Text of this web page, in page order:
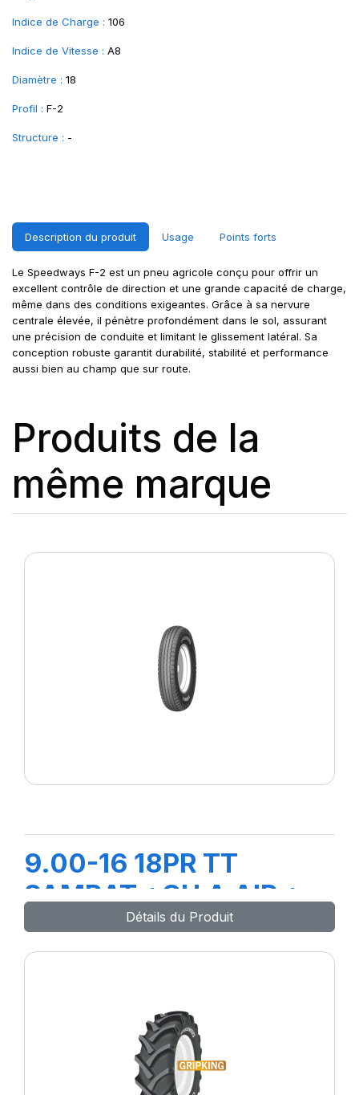
Indice de Charge : 106
Indice de Vitesse : A8
Diamètre : 18
Profil : F-2
Structure : -
Description du produit Usage Points forts
Le Speedways F-2 est un pneu agricole conçu pour offrir un
excellent contrôle de direction et une grande capacité de charge,
même dans des conditions exigeantes. Grâce à sa nervure
centrale élevée, il pénètre profondément dans le sol, assurant
une précision de conduite et limitant le glissement latéral. Sa
conception robuste garantit durabilité, stabilité et performance
aussi bien au champ que sur route.
Produits de la
même marque
9.00-16 18PR TT
SAMRAT +CH A AIR +
FLAP
Détails du Produit